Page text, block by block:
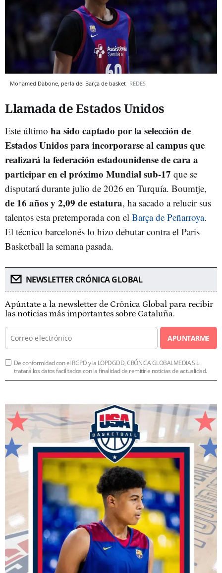
Mohamed Dabone, perla del Barça de basket REDES
Llamada de Estados Unidos
Este último ha sido captado por la selección de
Estados Unidos para incorporarse al campus que
realizará la federación estadounidense de cara a
participar en el próximo Mundial sub-17 que se
disputará durante julio de 2026 en Turquía. Boumtje,
de 16 años y 2,09 de estatura, ha sacado a relucir sus
talentos esta pretemporada con el Barça de Peñarroya.
El técnico barcelonés lo hizo debutar contra el Paris
Basketball la semana pasada.
NEWSLETTER CRÓNICA GLOBAL
Apúntate a la newsletter de Crónica Global para recibir
las noticias más importantes sobre Cataluña.
APUNTARME
De conformidad con el RGPD y la LOPDGDD, CRÓNICA GLOBALMEDIA S.L.
tratará los datos facilitados con la finalidad de remitirle noticias de actualidad.